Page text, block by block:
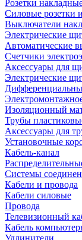
Розетки
Силовые розетки
Выключатели
Электрические
Автоматические
Счетчики
Аксессуары для
Электрические
Изоляционный
Трубы
Аксессуары для
Установочные
Кабель-канал
Системы
Кабели и провода
Кабели силовые
Провода
Телевизионный
Кабель
Удлинители